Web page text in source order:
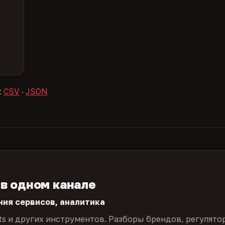
CSV · JSON
одном канале
сервисов, аналитика
и других инструментов. Разборы брендов,